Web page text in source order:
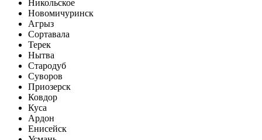
Никольское
Новомичуринск
Агрыз
Сортавала
Терек
Нытва
Стародуб
Суворов
Приозерск
Ковдор
Куса
Ардон
Енисейск